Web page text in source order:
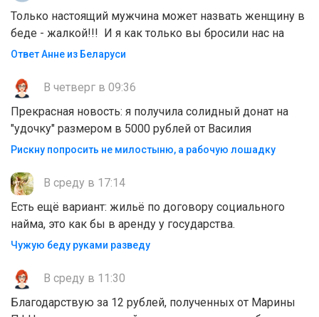
Только настоящий мужчина может назвать женщину в
беде - жалкой!!! И я как только вы бросили нас на
Ответ Анне из Беларуси
В четверг в 09:36
Прекрасная новость: я получила солидный донат на
"удочку" размером в 5000 рублей от Василия
Рискну попросить не милостыню, а рабочую лошадку
В среду в 17:14
Есть ещё вариант: жильё по договору социального
найма, это как бы в аренду у государства.
Чужую беду руками разведу
В среду в 11:30
Благодарствую за 12 рублей, полученных от Марины